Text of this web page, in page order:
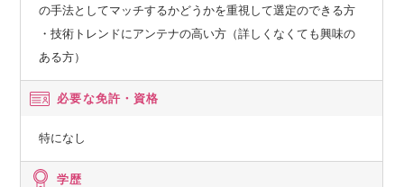
の手法としてマッチするかどうかを重視して選定のできる方
・技術トレンドにアンテナの高い方（詳しくなくても興味の
ある方）
必要な免許・資格
特になし
学歴